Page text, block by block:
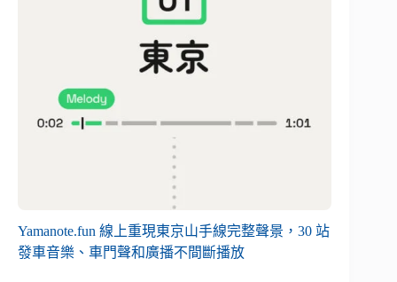
Yamanote.fun 線上重現東京山手線完整聲景，30 站
發車音樂、車門聲和廣播不間斷播放